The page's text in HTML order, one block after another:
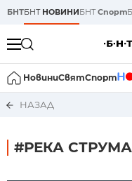
БНТБНТ НОВИНИБНТСпорт
НовиниСвятСпорт
НАЗАД
#РЕКА СТРУМА